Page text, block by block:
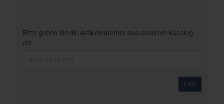
Bitte geben Sie die Artikelnummer aus unserem Katalog
ein.
LOS